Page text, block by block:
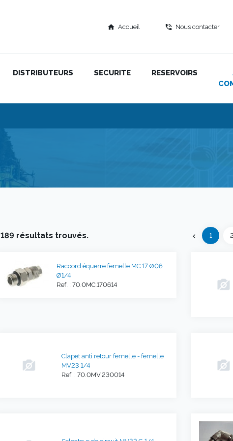
home Accueil phone_in_talk Nous contacter
DISTRIBUTEURS SECURITE RESERVOIRS
189 résultats trouvés. chevron_left Précédent
1 2
Raccord équerre femelle MC 17 Ø06
Ø1/4
Ref. : 70.0MC.170614
Clapet anti retour femelle - femelle
MV23 1/4
Ref. : 70.0MV.230014